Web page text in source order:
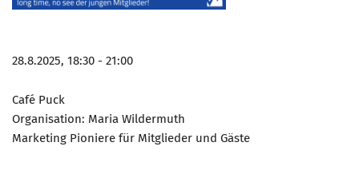
Marketing Pioniere
MarketingFrauen
Partnerschaften
28.8.2025, 18:30 - 21:00
Café Puck
Organisation: Maria Wildermuth
Marketing Pioniere für Mitglieder und Gäste